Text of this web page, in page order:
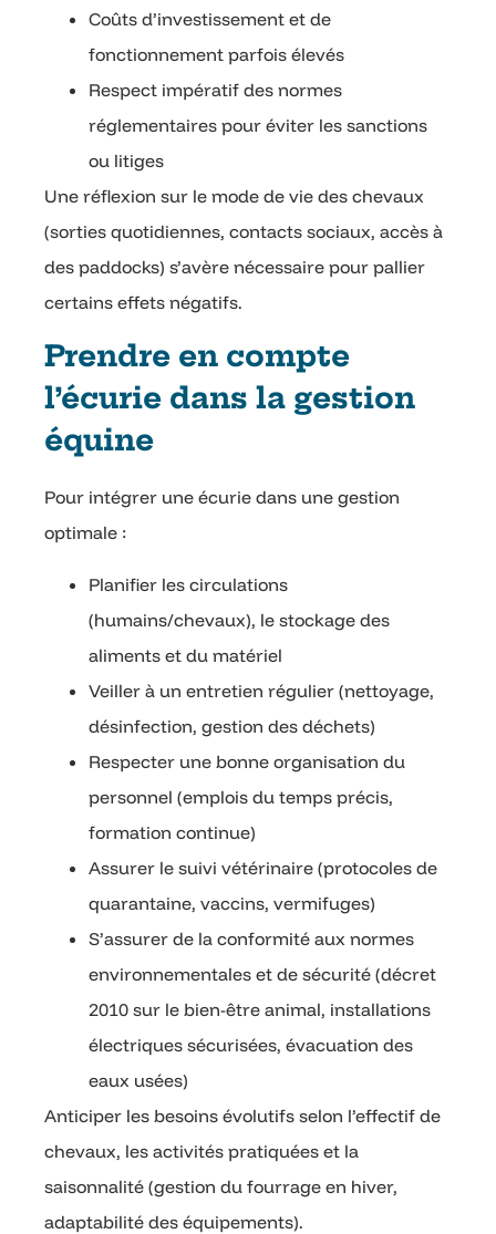
Coûts d’investissement et de
fonctionnement parfois élevés
Respect impératif des normes
réglementaires pour éviter les sanctions
ou litiges
Une réflexion sur le mode de vie des chevaux
(sorties quotidiennes, contacts sociaux, accès à
des paddocks) s’avère nécessaire pour pallier
certains effets négatifs.
Prendre en compte
l’écurie dans la gestion
équine
Pour intégrer une écurie dans une gestion
optimale :
Planifier les circulations
(humains/chevaux), le stockage des
aliments et du matériel
Veiller à un entretien régulier (nettoyage,
désinfection, gestion des déchets)
Respecter une bonne organisation du
personnel (emplois du temps précis,
formation continue)
Assurer le suivi vétérinaire (protocoles de
quarantaine, vaccins, vermifuges)
S’assurer de la conformité aux normes
environnementales et de sécurité (décret
2010 sur le bien-être animal, installations
électriques sécurisées, évacuation des
eaux usées)
Anticiper les besoins évolutifs selon l’effectif de
chevaux, les activités pratiquées et la
saisonnalité (gestion du fourrage en hiver,
adaptabilité des équipements).